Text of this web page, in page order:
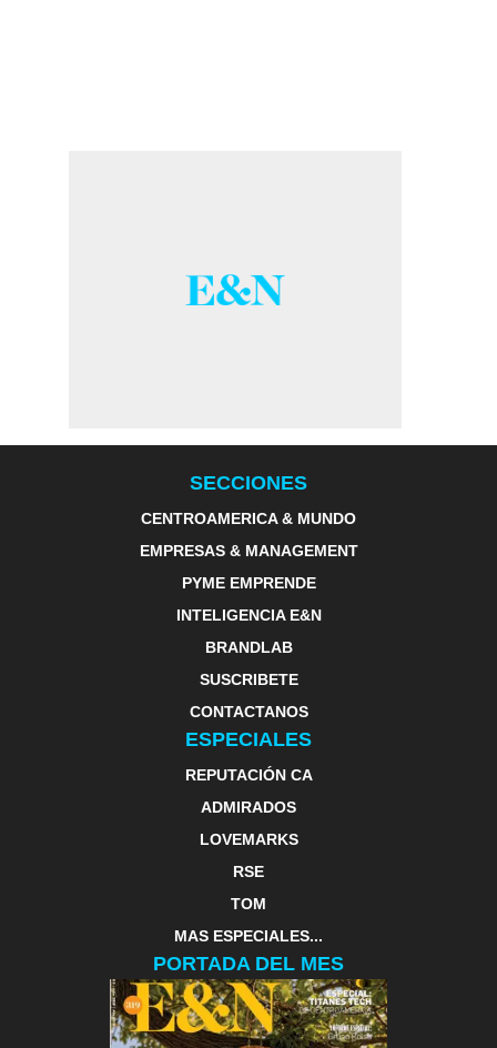
SECCIONES
CENTROAMERICA & MUNDO
EMPRESAS & MANAGEMENT
PYME EMPRENDE
INTELIGENCIA E&N
BRANDLAB
SUSCRIBETE
CONTACTANOS
ESPECIALES
REPUTACIÓN CA
ADMIRADOS
LOVEMARKS
RSE
TOM
MAS ESPECIALES...
PORTADA DEL MES